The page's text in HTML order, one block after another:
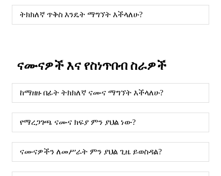
ትክክለኛ ጥቅስ እንዴት ማግኘት እችላለሁ?
ናሙናዎች እና የስነጥበብ ስራዎች
ከማዘዙ በፊት ትክክለኛ ናሙና ማግኘት እችላለሁ?
የማረጋገጫ ናሙና ክፍያ ምን ያህል ነው?
ናሙናዎችን ለመሥራት ምን ያህል ጊዜ ይወስዳል?